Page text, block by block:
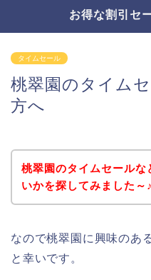
お得な割引セ
タイムセール
桃翠園のタイム
方へ
桃翠園のタイムセールな
いかを探してみました～♪
なので桃翠園に興味のあ
と幸いです。